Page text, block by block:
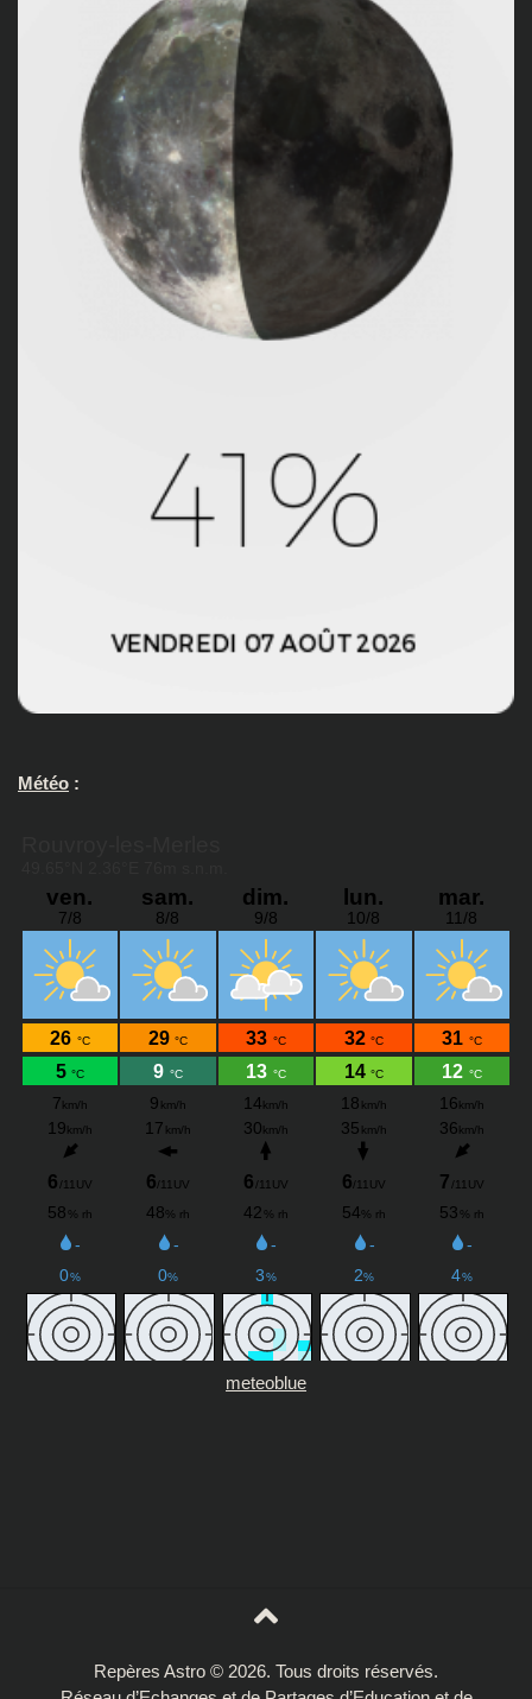
Météo :
meteoblue
Repères Astro © 2026. Tous droits réservés.